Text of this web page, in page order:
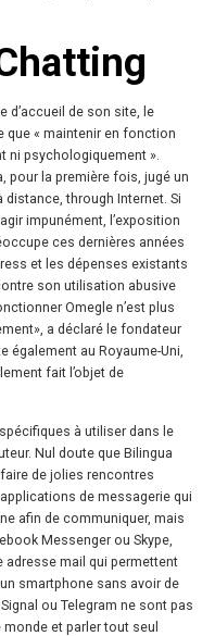
d’accueil de son site, le
que « maintenir en fonction
ni psychologiquement ».
pour la première fois, jugé un
through Internet. Si
impunément, l’exposition
ces dernières années
et les dépenses existants
son utilisation abusive
Omegle n’est plus
a déclaré le fondateur
également au Royaume-Uni,
fait l’objet de
à utiliser dans le
Nul doute que Bilingua
de jolies rencontres
de messagerie qui
afin de communiquer, mais
Messenger ou Skype,
adresse mail qui permettent
smartphone sans avoir de
ou Telegram ne sont pas
et parler tout seul